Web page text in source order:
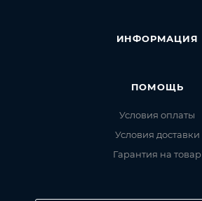
ИНФОРМАЦИЯ
ПОМОЩЬ
Условия оплаты
Условия доставки
Гарантия на товар